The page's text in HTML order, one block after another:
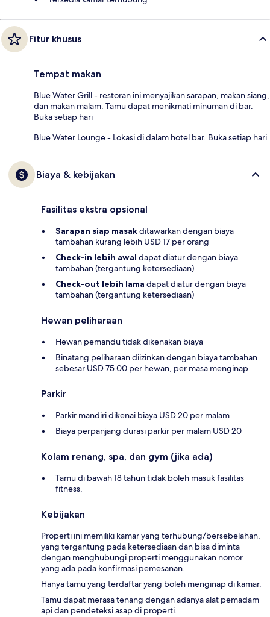
Fitur khusus
Tempat makan
Blue Water Grill - restoran ini menyajikan sarapan, makan siang,
dan makan malam. Tamu dapat menikmati minuman di bar.
Buka setiap hari
Blue Water Lounge - Lokasi di dalam hotel bar. Buka setiap hari
Biaya & kebijakan
Fasilitas ekstra opsional
Sarapan siap masakditawarkan dengan biaya
tambahan kurang lebih USD 17 per orang
Check-in lebih awal dapat diatur dengan biaya
tambahan (tergantung ketersediaan)
Check-out lebih lama dapat diatur dengan biaya
tambahan (tergantung ketersediaan)
Hewan peliharaan
Hewan pemandu tidak dikenakan biaya
Binatang peliharaan diizinkan dengan biaya tambahan
sebesar USD 75.00 per hewan, per masa menginap
Parkir
Parkir mandiri dikenai biaya USD 20 per malam
Biaya perpanjang durasi parkir per malam USD 20
Kolam renang, spa, dan gym (jika ada)
Tamu di bawah 18 tahun tidak boleh masuk fasilitas
fitness.
Kebijakan
Properti ini memiliki kamar yang terhubung/bersebelahan,
yang tergantung pada ketersediaan dan bisa diminta
dengan menghubungi properti menggunakan nomor
yang ada pada konfirmasi pemesanan.
Hanya tamu yang terdaftar yang boleh menginap di kamar.
Tamu dapat merasa tenang dengan adanya alat pemadam
api dan pendeteksi asap di properti.